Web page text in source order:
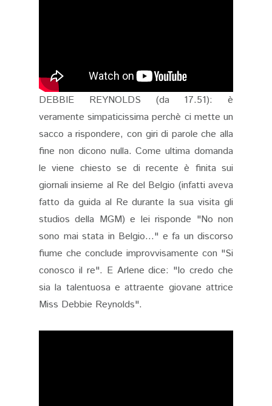
DEBBIE REYNOLDS (da 17.51): è
veramente simpaticissima perchè ci mette un
sacco a rispondere, con giri di parole che alla
fine non dicono nulla. Come ultima domanda
le viene chiesto se di recente è finita sui
giornali insieme al Re del Belgio (infatti aveva
fatto da guida al Re durante la sua visita gli
studios della MGM) e lei risponde "No non
sono mai stata in Belgio..." e fa un discorso
fiume che conclude improvvisamente con "Si
conosco il re". E Arlene dice: "Io credo che
sia la talentuosa e attraente giovane attrice
Miss Debbie Reynolds".